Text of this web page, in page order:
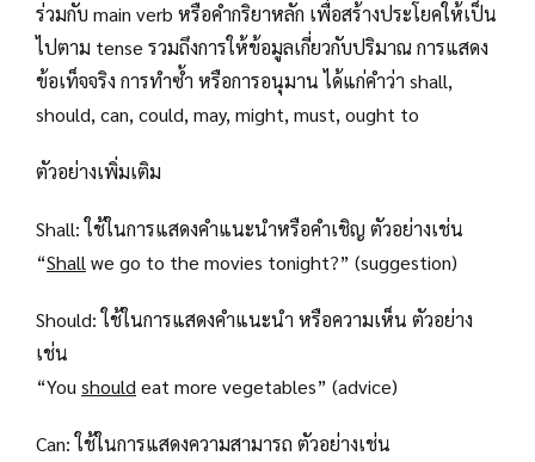
ร่วมกับ main verb หรือคำกริยาหลัก เพื่อสร้างประโยคให้เป็น
ไปตาม tense รวมถึงการให้ข้อมูลเกี่ยวกับปริมาณ การแสดง
ข้อเท็จจริง การทำซ้ำ หรือการอนุมาน ได้แก่คำว่า shall,
should, can, could, may, might, must, ought to
ตัวอย่างเพิ่มเติม
Shall: ใช้ในการแสดงคำแนะนำหรือคำเชิญ ตัวอย่างเช่น
“Shallwe go to the movies tonight?” (suggestion)
Should: ใช้ในการแสดงคำแนะนำ หรือความเห็น ตัวอย่าง
เช่น
“Youshouldeat more vegetables” (advice)
Can: ใช้ในการแสดงความสามารถ ตัวอย่างเช่น